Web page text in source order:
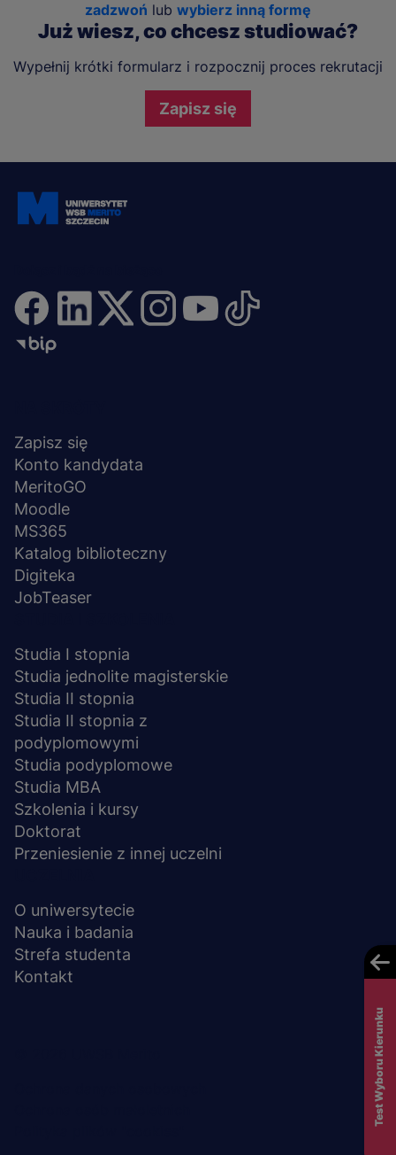
zadzwoń lub wybierz inną formę
Już wiesz, co chcesz studiować?
Wypełnij krótki formularz i rozpocznij proces rekrutacji
Zapisz się
stopka
Zapisz się
Konto kandydata
MeritoGO
Moodle
MS365
Katalog biblioteczny
Digiteka
JobTeaser
Studia I stopnia
Studia jednolite magisterskie
Studia II stopnia
Studia II stopnia z
podyplomowymi
Studia podyplomowe
Studia MBA
Szkolenia i kursy
Doktorat
Przeniesienie z innej uczelni
O uniwersytecie
Nauka i badania
Strefa studenta
Kontakt
Test Wyboru Kierunku